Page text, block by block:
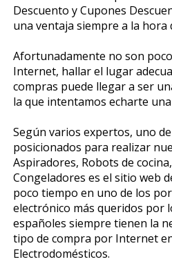
Descuento y Cupones
una ventaja siempre a la hora
Afortunadamente no son
Internet, hallar el lugar
compras puede llegar a ser
la que intentamos echarte
Según varios expertos, uno
posicionados para realizar
Aspiradores, Robots de
Congeladores es el sitio web
poco tiempo en uno de los
electrónico más queridos por
españoles siempre tienen la
tipo de compra por Internet
Electrodomésticos.